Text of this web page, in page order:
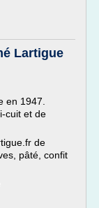
Lartigue
en 1947.
cuit et de
de
pâté, confit